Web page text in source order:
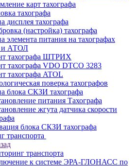
карт тахографа
тахографа
дисплея тахографа
(настройка) тахографа
элемента питания на тахографах
и АТОЛ
тахографа ШТРИХ
тахографа VDO DTCO 3283
тахографа ATOL
поверка тахографов
блока СКЗИ тахографа
питания Тахографа
жгута датчика скорости
блока СКЗИ тахографа
транспорта
транспорта
к системе ЭРА-ГЛОНАСС по